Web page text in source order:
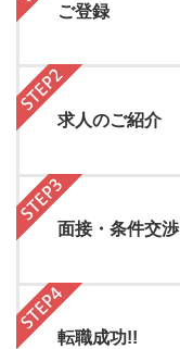
ご登録
求人のご紹介
面接・条件交渉
転職成功!!